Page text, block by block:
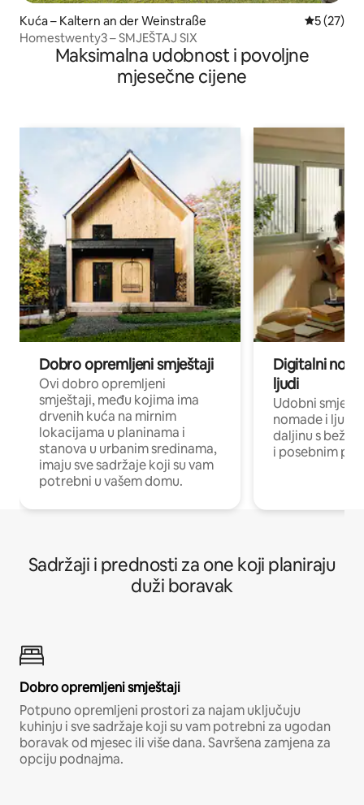
Kuća – Kaltern an der Weinstraße Prosječna
5 (27)
Homestwenty3 – SMJEŠTAJ SIX
Maksimalna udobnost i povoljne
mjesečne cijene
Dobro opremljeni smještaji
Ovi dobro opremljeni
smještaji, među kojima ima
drvenih kuća na mirnim
lokacijama u planinama i
stanova u urbanim sredinama,
imaju sve sadržaje koji su vam
potrebni u vašem domu.
Digitalni
ljudi
Udobni
nomade i ljude
daljinu s
i posebnim
Sadržaji i prednosti za one koji planiraju
duži boravak
Dobro opremljeni smještaji
Potpuno opremljeni prostori za najam uključuju
kuhinju i sve sadržaje koji su vam potrebni za ugodan
boravak od mjesec ili više dana. Savršena zamjena za
opciju podnajma.